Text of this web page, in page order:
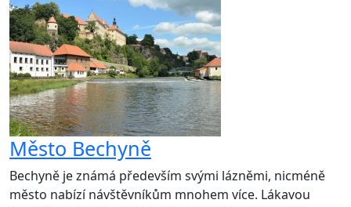
Město Bechyně
Bechyně je známá především svými lázněmi, nicméně
město nabízí návštěvníkům mnohem více. Lákavou